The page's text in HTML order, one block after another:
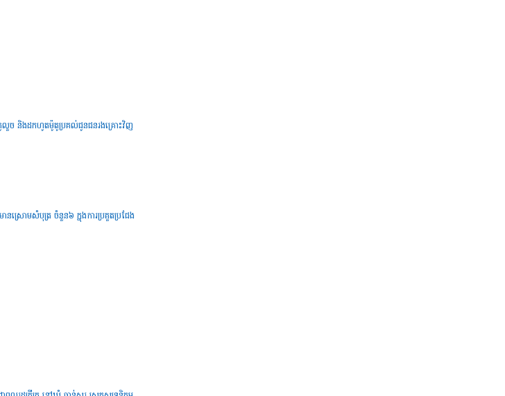
លួច និងដកហូតម៉ូតូប្រគល់ជូនជនរងគ្រោះវិញ
ានស្រោមសំបុត្រ ចំនួន៦ ក្នុងការប្រគួតប្រជែង